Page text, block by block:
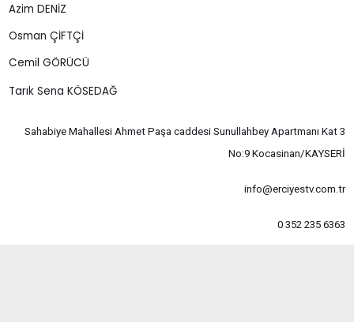
Azim DENİZ
Osman ÇİFTÇİ
Cemil GÖRÜCÜ
Tarık Sena KÖSEDAĞ
Sahabiye Mahallesi Ahmet Paşa caddesi Sunullahbey Apartmanı Kat 3
No:9 Kocasinan/KAYSERİ
info@erciyestv.com.tr
0 352 235 6363